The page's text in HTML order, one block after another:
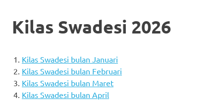
Kilas Swadesi 2026
Kilas Swadesi bulan Januari
Kilas Swadesi bulan Februari
Kilas Swadesi bulan Maret
Kilas Swadesi bulan April